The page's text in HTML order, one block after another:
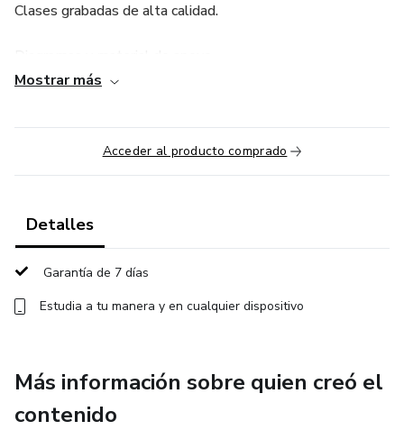
Clases grabadas de alta calidad.
Nota: Esta membresía es de autoaprendizaje. No incluye
¡Suscríbete y domina la mecánica hoy!
Mostrar más
Acceder al producto comprado
Detalles
Garantía de 7 días
Estudia a tu manera y en cualquier dispositivo
Más información sobre quien creó el
contenido